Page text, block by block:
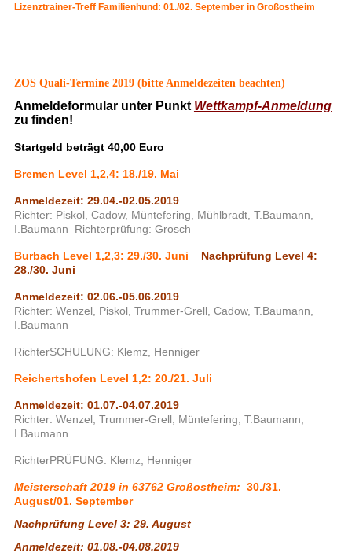
Lizenztrainer-Treff Familienhund: 01./02. September in Großostheim
ZOS Quali-Termine 2019 (bitte Anmeldezeiten beachten)
Anmeldeformular unter Punkt Wettkampf-Anmeldung
zu finden!
Startgeld beträgt 40,00 Euro
Bremen Level 1,2,4: 18./19. Mai
Anmeldezeit: 29.04.-02.05.2019
Richter: Piskol, Cadow, Müntefering, Mühlbradt, T.Baumann,
I.Baumann Richterprüfung: Grosch
Burbach Level 1,2,3: 29./30. Juni Nachprüfung Level 4:
28./30. Juni
Anmeldezeit: 02.06.-05.06.2019
Richter: Wenzel, Piskol, Trummer-Grell, Cadow, T.Baumann,
I.Baumann
RichterSCHULUNG: Klemz, Henniger
Reichertshofen Level 1,2: 20./21. Juli
Anmeldezeit: 01.07.-04.07.2019
Richter: Wenzel, Trummer-Grell, Müntefering, T.Baumann,
I.Baumann
RichterPRÜFUNG: Klemz, Henniger
Meisterschaft 2019 in 63762 Großostheim: 30./31.
August/01. September
Nachprüfung Level 3: 29. August
Anmeldezeit: 01.08.-04.08.2019